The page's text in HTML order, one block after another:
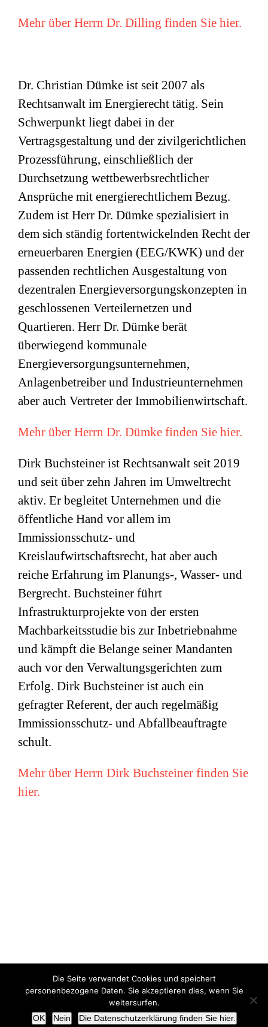
Mehr über Herrn Dr. Dilling finden Sie hier.
Dr. Christian Dümke ist seit 2007 als
Rechtsanwalt im Energierecht tätig. Sein
Schwerpunkt liegt dabei in der
Vertragsgestaltung und der zivilgerichtlichen
Prozessführung, einschließlich der
Durchsetzung wettbewerbsrechtlicher
Ansprüche mit energierechtlichem Bezug.
Zudem ist Herr Dr. Dümke spezialisiert in
dem sich ständig fortentwickelnden Recht der
erneuerbaren Energien (EEG/KWK) und der
passenden rechtlichen Ausgestaltung von
dezentralen Energieversorgungskonzepten in
geschlossenen Verteilernetzen und
Quartieren. Herr Dr. Dümke berät
überwiegend kommunale
Energieversorgungsunternehmen,
Anlagenbetreiber und Industrieunternehmen
aber auch Vertreter der Immobilienwirtschaft.
Mehr über Herrn Dr. Dümke finden Sie hier.
Dirk Buchsteiner ist Rechtsanwalt seit 2019
und seit über zehn Jahren im Umweltrecht
aktiv. Er begleitet Unternehmen und die
öffentliche Hand vor allem im
Immissionsschutz- und
Kreislaufwirtschaftsrecht, hat aber auch
reiche Erfahrung im Planungs-, Wasser- und
Bergrecht. Buchsteiner führt
Infrastrukturprojekte von der ersten
Machbarkeitsstudie bis zur Inbetriebnahme
und kämpft die Belange seiner Mandanten
auch vor den Verwaltungsgerichten zum
Erfolg. Dirk Buchsteiner ist auch ein
gefragter Referent, der auch regelmäßig
Immissionsschutz- und Abfallbeauftragte
schult.
Mehr über Herrn Dirk Buchsteiner finden Sie
hier.
Copyright © Miriam Vollmer 2018-2022 |Impressum|Datenschutz
X
Die Seite verwendet Cookies und speichert
personenbezogene Daten. Sie akzeptieren dies, wenn Sie
weitersurfen.
OK
Nein Die Datenschutzerklärung finden Sie hier.